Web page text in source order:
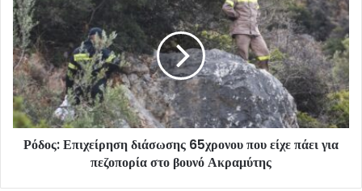
Ρόδος: Επιχείρηση διάσωσης 65χρονου που είχε πάει για
πεζοπορία στο βουνό Ακραμύτης